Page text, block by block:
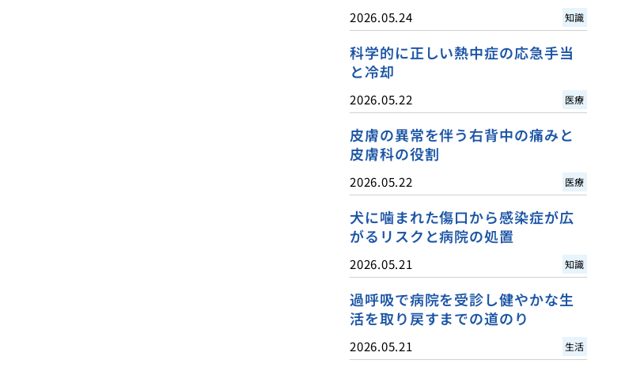
2026.05.24 知識
科学的に正しい熱中症の応急手当
と冷却
2026.05.22 医療
皮膚の異常を伴う右背中の痛みと
皮膚科の役割
2026.05.22 医療
犬に噛まれた傷口から感染症が広
がるリスクと病院の処置
2026.05.21 知識
過呼吸で病院を受診し健やかな生
活を取り戻すまでの道のり
2026.05.21 生活